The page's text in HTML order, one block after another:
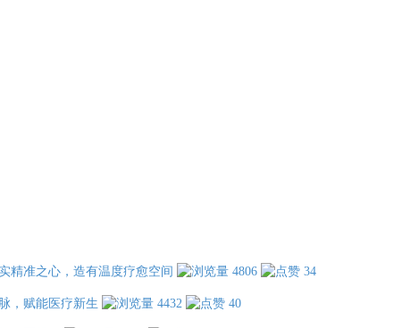
精准之心，造有温度疗愈空间 4806 34
，赋能医疗新生 4432 40